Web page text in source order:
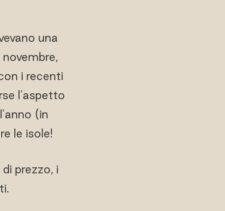
una
i recenti
l'aspetto
(in
le isole!
prezzo, i